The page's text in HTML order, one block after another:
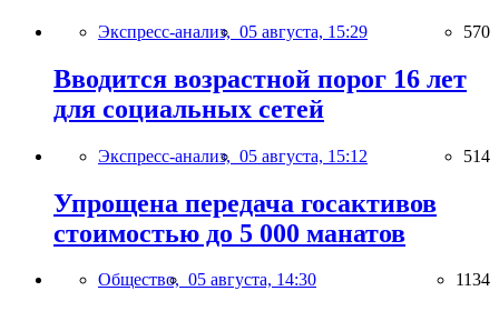
Экспресс-анализ, 05 августа, 15:29 570
Вводится возрастной порог 16 лет
для социальных сетей
Экспресс-анализ, 05 августа, 15:12 514
Упрощена передача госактивов
стоимостью до 5 000 манатов
Общество, 05 августа, 14:30 1134